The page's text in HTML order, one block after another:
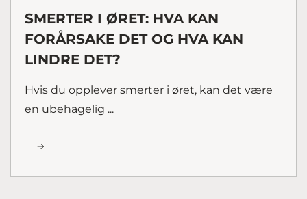
SMERTER I ØRET: HVA KAN
FORÅRSAKE DET OG HVA KAN
LINDRE DET?
Hvis du opplever smerter i øret, kan det være
en ubehagelig ...